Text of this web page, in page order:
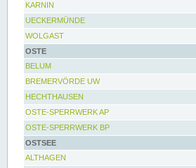
KARNIN
UECKERMÜNDE
WOLGAST
OSTE
BELUM
BREMERVÖRDE UW
HECHTHAUSEN
OSTE-SPERRWERK AP
OSTE-SPERRWERK BP
OSTSEE
ALTHAGEN